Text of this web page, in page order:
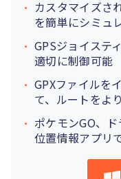
カスタマイズさ
を簡単にシミュ
GPSジョイステ
適切に制御可能
GPXファイルを
て、ルートをよ
ポケモンGO、
位置情報アプリ